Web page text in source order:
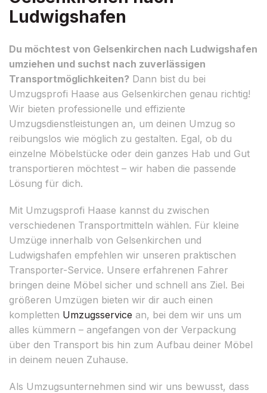
Ludwigshafen
Du möchtest von Gelsenkirchen nach Ludwigshafen
umziehen und suchst nach zuverlässigen
Transportmöglichkeiten? Dann bist du bei
Umzugsprofi Haase aus Gelsenkirchen genau richtig!
Wir bieten professionelle und effiziente
Umzugsdienstleistungen an, um deinen Umzug so
reibungslos wie möglich zu gestalten. Egal, ob du
einzelne Möbelstücke oder dein ganzes Hab und Gut
transportieren möchtest – wir haben die passende
Lösung für dich.
Mit Umzugsprofi Haase kannst du zwischen
verschiedenen Transportmitteln wählen. Für kleine
Umzüge innerhalb von Gelsenkirchen und
Ludwigshafen empfehlen wir unseren praktischen
Transporter-Service. Unsere erfahrenen Fahrer
bringen deine Möbel sicher und schnell ans Ziel. Bei
größeren Umzügen bieten wir dir auch einen
kompletten Umzugsservice an, bei dem wir uns um
alles kümmern – angefangen von der Verpackung
über den Transport bis hin zum Aufbau deiner Möbel
in deinem neuen Zuhause.
Als Umzugsunternehmen sind wir uns bewusst, dass